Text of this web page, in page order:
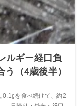
ルギー経口負
（4歳後半）
0.1gを食べ続けて、約2